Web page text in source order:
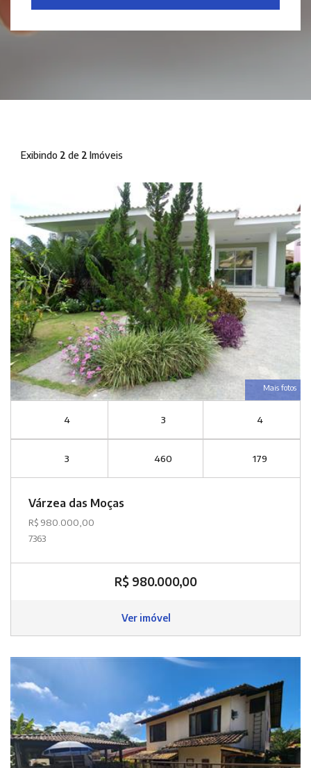
Exibindo 2 de 2 Imóveis
Mais fotos
4 3 4
3 460 179
Várzea das Moças
R$ 980.000,00
7363
R$ 980.000,00
Ver imóvel